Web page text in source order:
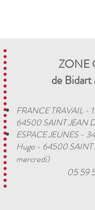
ZONE
de Bidart
FRANCE TRAVAIL -
64500 SAINT JEAN
ESPACE JEUNES -
Hugo - 64500 SAINT
mercredi)
05 59